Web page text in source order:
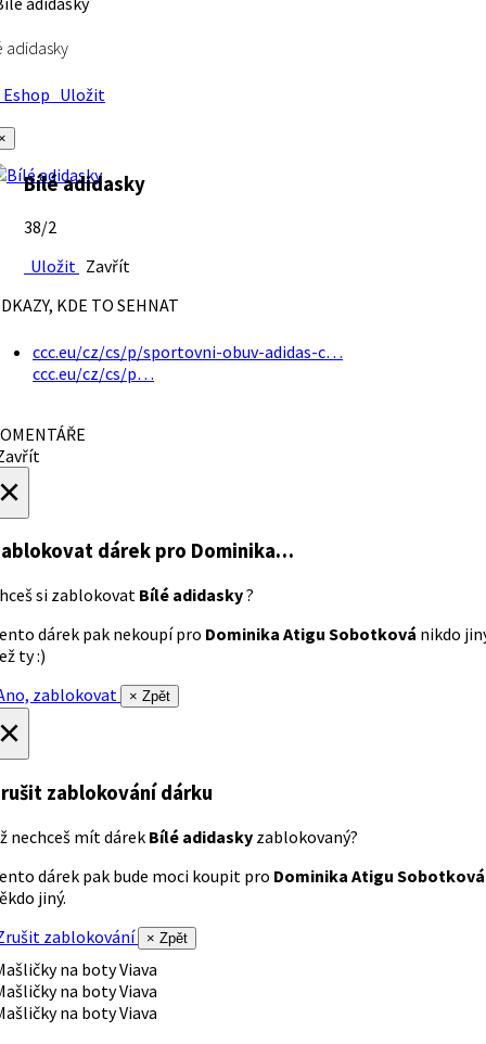
adidasky
Uložit
Bílé adidasky
38/2
Uložit Zavřít
KDE TO SEHNAT
ccc.eu/cz/cs/p/sportovni-obuv-adidas-c…
ccc.eu/cz/cs/p…
dárek pro Dominika…
si zablokovat Bílé adidasky?
dárek pak nekoupí pro Dominika Atigu Sobotková nikdo
ty :)
zablokovat
× Zpět
zablokování dárku
nechceš mít dárek Bílé adidasky zablokovaný?
dárek pak bude moci koupit pro Dominika Atigu Sobotková
jiný.
zablokování
× Zpět